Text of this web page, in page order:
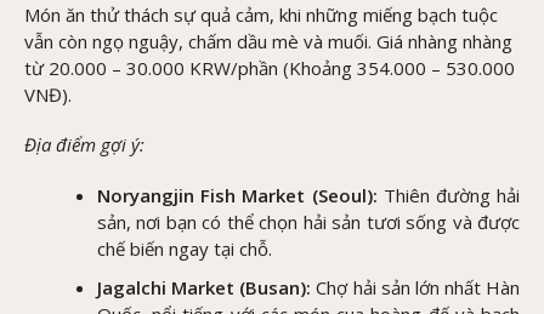
Món ăn thử thách sự quả cảm, khi những miếng bạch tuộc
vẫn còn ngọ nguậy, chấm dầu mè và muối. Giá nhàng nhàng
từ 20.000 – 30.000 KRW/phần (Khoảng 354.000 – 530.000
VNĐ).
Địa điểm gợi ý:
Noryangjin Fish Market (Seoul): Thiên đường hải
sản, nơi bạn có thể chọn hải sản tươi sống và được
chế biến ngay tại chỗ.
Jagalchi Market (Busan): Chợ hải sản lớn nhất Hàn